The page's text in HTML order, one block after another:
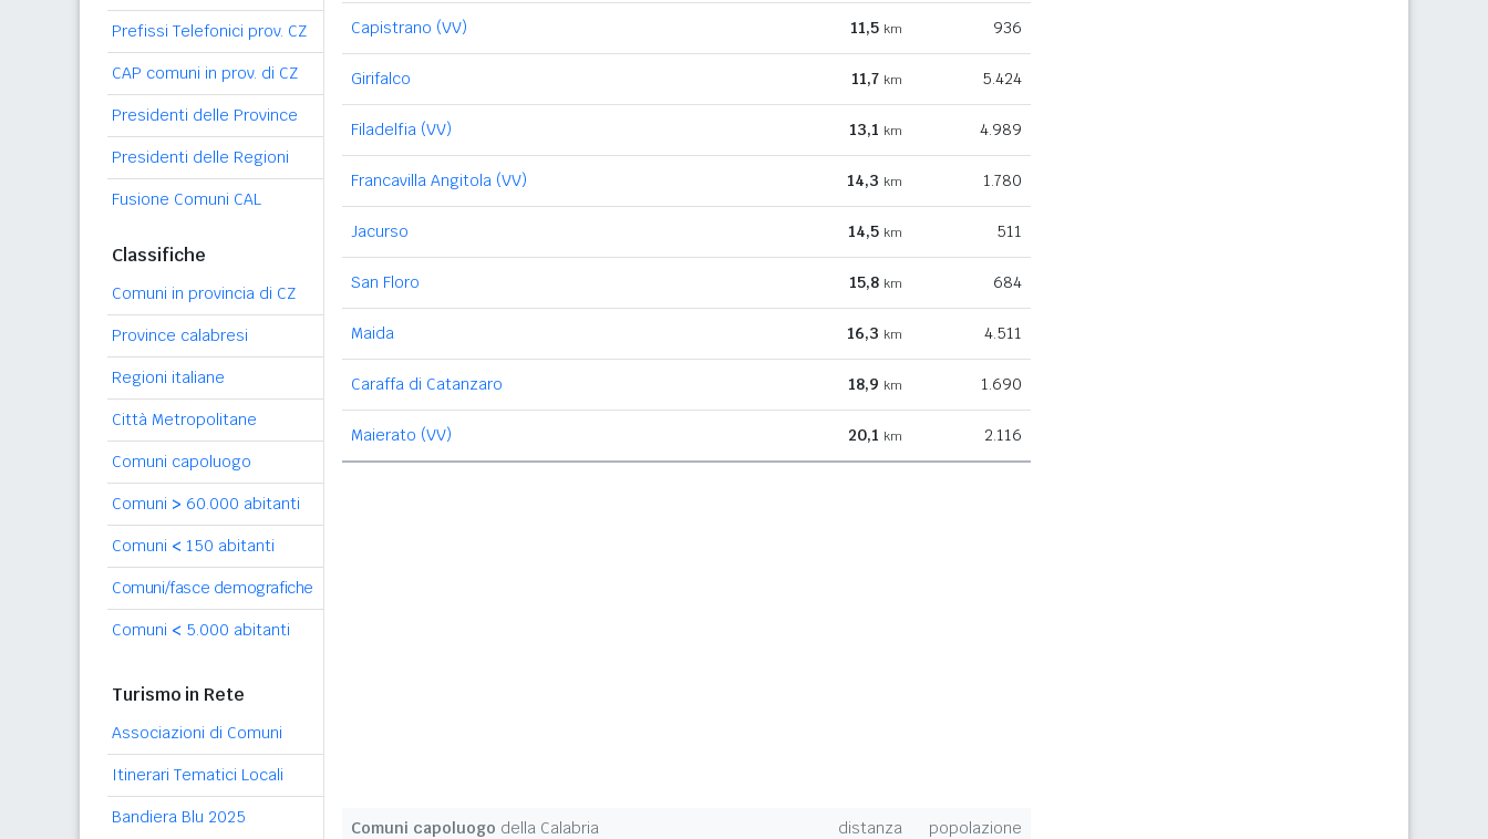
Prefissi Telefonici prov. CZ
CAP comuni in prov. di CZ
Presidenti delle Province
Presidenti delle Regioni
Fusione Comuni CAL
Classifiche
Comuni in provincia di CZ
Province calabresi
Regioni italiane
Città Metropolitane
Comuni capoluogo
Comuni > 60.000 abitanti
Comuni < 150 abitanti
Comuni/fasce demografiche
Comuni < 5.000 abitanti
Turismo in Rete
Associazioni di Comuni
Itinerari Tematici Locali
Bandiera Blu 2025
Capistrano (VV) 11,5 km 936
Girifalco 11,7 km 5.424
Filadelfia (VV) 13,1 km 4.989
Francavilla Angitola (VV) 14,3 km 1.780
Jacurso 14,5 km 511
San Floro 15,8 km 684
Maida 16,3 km 4.511
Caraffa di Catanzaro 18,9 km 1.690
Maierato (VV) 20,1 km 2.116
Comuni capoluogo della Calabria distanza popolazione